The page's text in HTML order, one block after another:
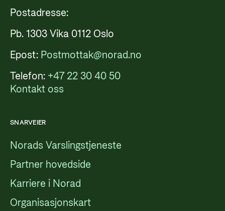
Postadresse:
Pb. 1303 Vika 0112 Oslo
Epost: Postmottak@norad.no
Telefon: +47 22 30 40 50
Kontakt oss
SNARVEIER
Norads Varslingstjeneste
Partner hovedside
Karriere i Norad
Organisasjonskart